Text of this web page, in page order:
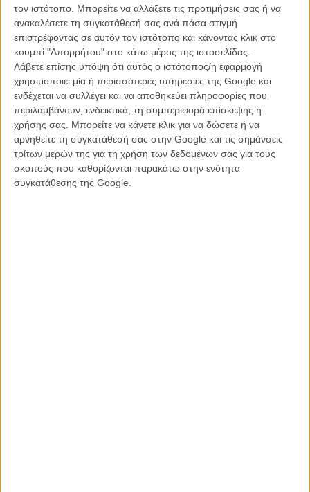
τον ιστότοπο. Μπορείτε να αλλάξετε τις προτιμήσεις σας ή να
ανακαλέσετε τη συγκατάθεσή σας ανά πάσα στιγμή
επιστρέφοντας σε αυτόν τον ιστότοπο και κάνοντας κλικ στο
κουμπί "Απορρήτου" στο κάτω μέρος της ιστοσελίδας.
Λάβετε επίσης υπόψη ότι αυτός ο ιστότοπος/η εφαρμογή
χρησιμοποιεί μία ή περισσότερες υπηρεσίες της Google και
ενδέχεται να συλλέγει και να αποθηκεύει πληροφορίες που
περιλαμβάνουν, ενδεικτικά, τη συμπεριφορά επίσκεψης ή
χρήσης σας. Μπορείτε να κάνετε κλικ για να δώσετε ή να
αρνηθείτε τη συγκατάθεσή σας στην Google και τις σημάνσεις
τρίτων μερών της για τη χρήση των δεδομένων σας για τους
σκοπούς που καθορίζονται παρακάτω στην ενότητα
συγκατάθεσης της Google.
εγκαταλείψει τις σπουδές του στην ιατρική και να γίνει πατέρας.
Μοναδική της διέξοδος είναι ένας κήπος που διατηρεί στις όχθες
του Σηκουάνα, εκεί όπου έρχεται σε επαφή με τον εαυτό της,
ανιχνεύοντας και την ευχάριστη συντροφιά (φλερτ;) του φορτηγατζή
γείτονά της.
Ακριβώς σε αυτό το σημείο της ζωής της, η Κλερ θα δεχθεί ένα
αναπάντεχο τηλεφώνημα από το παρελθόν. Είναι η Μπεατρίς, η πιο
περιπετειώδης ερωτική σχέση του πρωταθλητή στην κολύμβηση
πατέρα της, η οποία βρίσκεται στο Παρίσι και θέλει οπωσδήποτε να
επανορθώσει για το γεγονός ότι η Κλερ τη θεωρεί υπεύθυνη για το
θάνατο του πατέρα της. Η επαφή τους θα είναι εκρηκτική, αφού η
Μπεατρίς είναι το ακριβώς αντίθετο από την Κλερ: μια γυναίκα που